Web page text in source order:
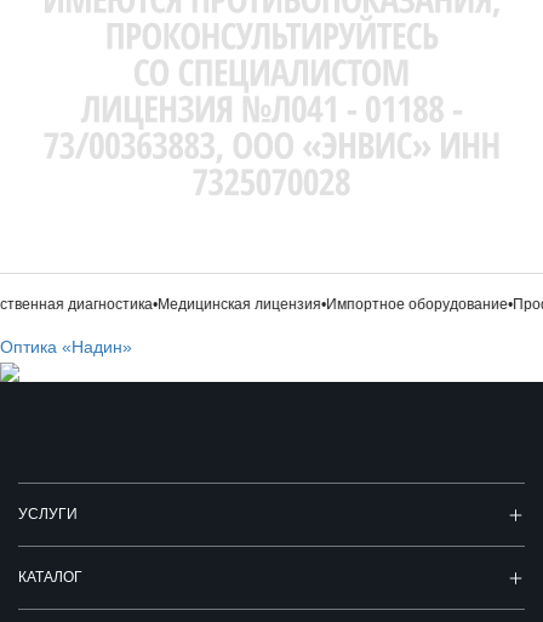
диагностика•Медицинская лицензия•Импортное оборудование•
Оптика «Надин»
УСЛУГИ
КАТАЛОГ